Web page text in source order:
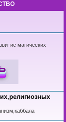
магических